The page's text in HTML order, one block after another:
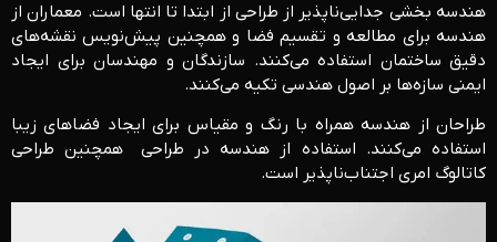
هندسه بخشی جدایی‌ناپذیر از طراحی از ابتدا تا انتها است. معماران از
هندسه برای مطالعه و تقسیم فضا و همچنین پیش‌نویس نقشه‌های
دقیق ساختمان استفاده می‌کنند. سازندگان و مهندسان برای ایجاد
ایمنی سازه‌ها بر اصول هندسی تکیه می‌کنند.
طراحان از هندسه همراه با رنگ و مقیاس برای ایجاد فضاهای زیبا
استفاده می‌کنند. استفاده از هندسه در طراحی همچنین طراحی
کاتالوگ امری اجتناب‌ناپذیر است.